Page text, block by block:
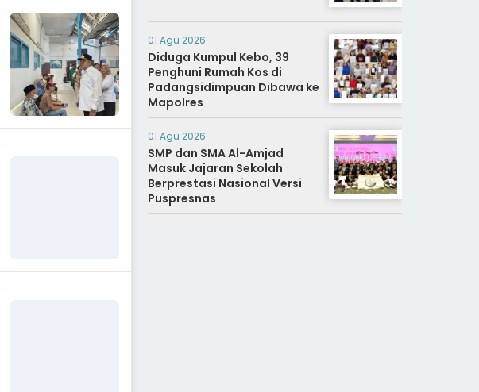
01 Agu 2026
Diduga Kumpul Kebo, 39
Penghuni Rumah Kos di
Padangsidimpuan Dibawa ke
Mapolres
01 Agu 2026
SMP dan SMA Al-Amjad
Masuk Jajaran Sekolah
Berprestasi Nasional Versi
Puspresnas